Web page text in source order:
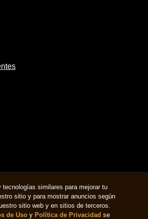
tecnologías similares para mejorar tu
sitio y para mostrar anuncios según
sitio web y en sitios de terceros.
de Usoy Política de Privacidad se